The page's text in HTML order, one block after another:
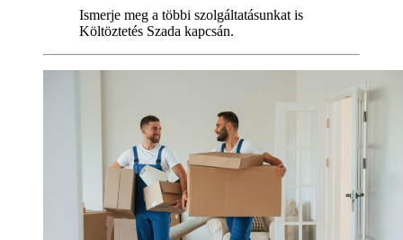
Ismerje meg a többi szolgáltatásunkat is
Költöztetés Szada kapcsán.